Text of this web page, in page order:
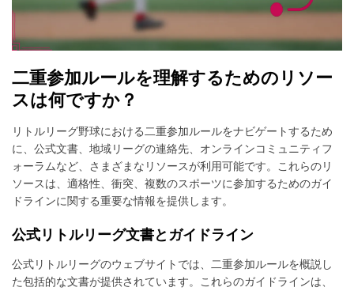
二重参加ルールを理解するためのリソー
スは何ですか？
リトルリーグ野球における二重参加ルールをナビゲートするため
に、公式文書、地域リーグの連絡先、オンラインコミュニティフ
ォーラムなど、さまざまなリソースが利用可能です。これらのリ
ソースは、適格性、衝突、複数のスポーツに参加するためのガイ
ドラインに関する重要な情報を提供します。
公式リトルリーグ文書とガイドライン
公式リトルリーグのウェブサイトでは、二重参加ルールを概説し
た包括的な文書が提供されています。これらのガイドラインは、